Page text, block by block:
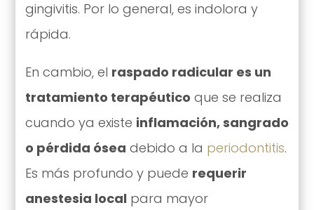
gingivitis. Por lo general, es indolora y
rápida.
En cambio, el raspado radicular es un
tratamiento terapéutico que se realiza
cuando ya existe inflamación, sangrado
o pérdida ósea debido a la periodontitis.
Es más profundo y puede requerir
anestesia local para mayor